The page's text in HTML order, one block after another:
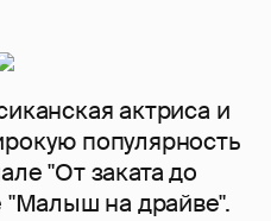
актриса и
популярность
"От заката до
"Малыш на драйве".